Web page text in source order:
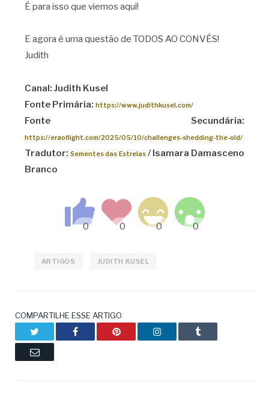
É para isso que viemos aqui!
E agora é uma questão de TODOS AO CONVÉS!
Judith
Canal: Judith Kusel
Fonte Primária: https://www.judithkusel.com/
Fonte Secundária:
https://eraoflight.com/2025/05/10/challenges-shedding-the-old/
Tradutor: Sementes das Estrelas/ Isamara Damasceno
Branco
ARTIGOS JUDITH KUSEL
COMPARTILHE ESSE ARTIGO
Facebook Pinterest LinkedIn Tumblr
Email